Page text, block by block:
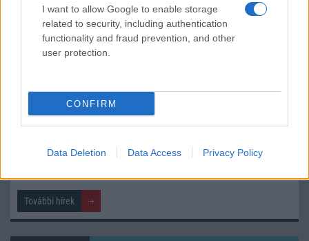
I want to allow Google to enable storage
related to security, including authentication
functionality and fraud prevention, and other
user protection.
CONFIRM
Data Deletion Data Access Privacy Policy
észrevétlenül könnyíti meg a mindennapokat
Ez a rejtett Samsung funkció teljesen megváltoztatja a
mobilhasználatot – sokan mégsem tudnak róla
A Galaxy S25 is megkaphatja a Galaxy S26 egyik legjobb
kamerás funkcióját
Itt a vég a Galaxy S23 széria számára: a One UI 9 lehet az
További hírek